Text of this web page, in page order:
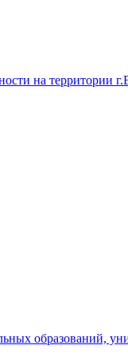
на территории
образований,